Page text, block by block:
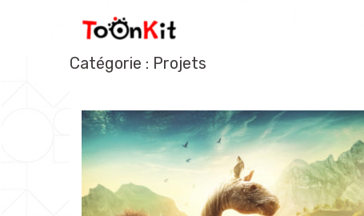
Catégorie : Projets